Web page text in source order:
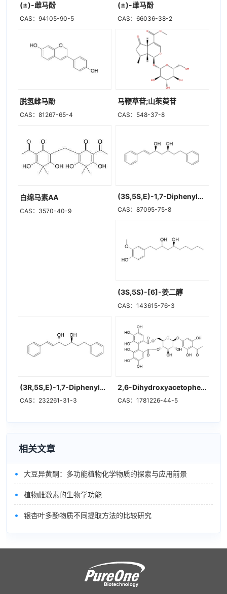
(±)-雌马酚
CAS：94105-90-5
(±)-雌马酚
CAS：66036-38-2
脱氢雌马酚
CAS：81267-65-4
马鞭草苷;山茱萸苷
CAS：548-37-8
白绵马素AA
CAS：3570-40-9
(3S,5S,E)-1,7-Diphenylhept-1-ene-3,5-diol
CAS：87095-75-8
(3S,5S)-[6]-姜二醇
CAS：143615-76-3
(3R,5S,E)-1,7-Diphenylhept-1-ene-3,5-diol
CAS：232261-31-3
2,6-Dihydroxyacetophenone-4-O-[4',6'-(S)-hexahydroxydiphenoyl]-beta-D-glucose
CAS：1781226-44-5
相关文章
• 大豆异黄酮：多功能植物化学物质的探索与应用前景
• 植物雌激素的生物学功能
• 银杏叶多酚物质不同提取方法的比较研究